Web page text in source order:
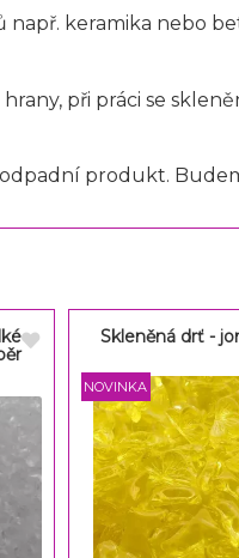
keramika nebo
při práci se
produkt.
Skleněná drť -